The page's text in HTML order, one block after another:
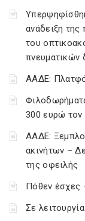
ανάδειξη της
του
πνευματικών
ΑΑΔΕ:
300 ευρώ τον
ΑΑΔΕ:
ακινήτων –
της οφειλής
Πόθεν έσχες
Σε